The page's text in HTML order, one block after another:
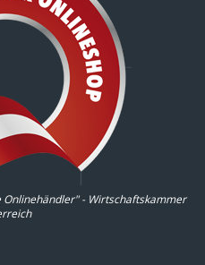
- Wirtschaftskammer